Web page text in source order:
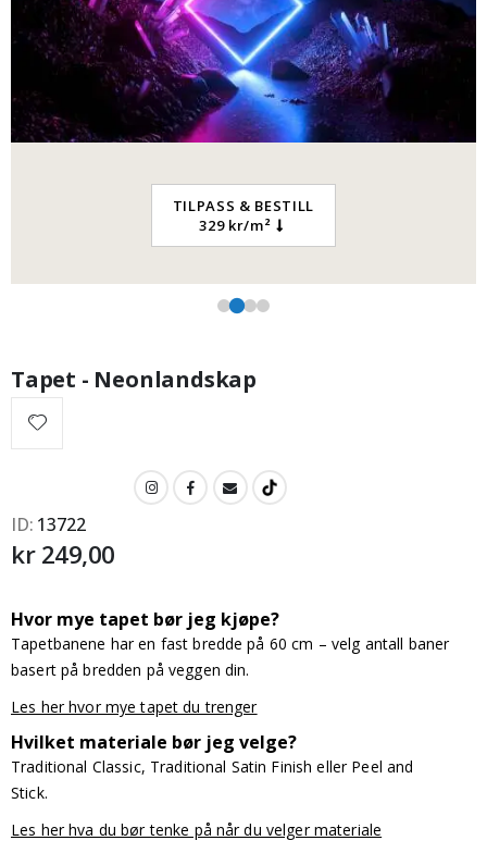
249,00 Kr
TILPASS & BESTILL
329 kr/m²
Tapet - Neonlandskap
ID 13722
kr 249,00
Hvor mye tapet bør jeg kjøpe?
Tapetbanene har en fast bredde på 60 cm – velg antall baner
basert på bredden på veggen din.
Les her hvor mye tapet du trenger
Hvilket materiale bør jeg velge?
Traditional Classic, Traditional Satin Finish eller Peel and
Stick.
Les her hva du bør tenke på når du velger materiale